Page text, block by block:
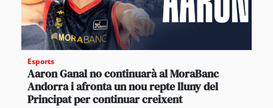
Esports
Aaron Ganal no continuarà al MoraBanc
Andorra i afronta un nou repte lluny del
Principat per continuar creixent